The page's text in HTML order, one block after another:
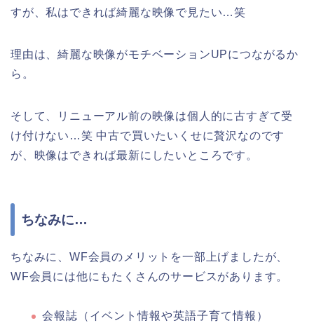
すが、私はできれば綺麗な映像で見たい…笑
理由は、綺麗な映像がモチベーションUPにつながるか
ら。
そして、リニューアル前の映像は個人的に古すぎて受
け付けない…笑 中古で買いたいくせに贅沢なのです
が、映像はできれば最新にしたいところです。
ちなみに…
ちなみに、WF会員のメリットを一部上げましたが、
WF会員には他にもたくさんのサービスがあります。
会報誌（イベント情報や英語子育て情報）